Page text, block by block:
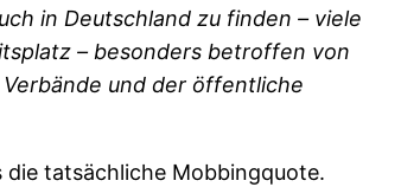
in Deutschland zu finden – viele
– besonders betroffen von
und der öffentliche
die tatsächliche Mobbingquote.